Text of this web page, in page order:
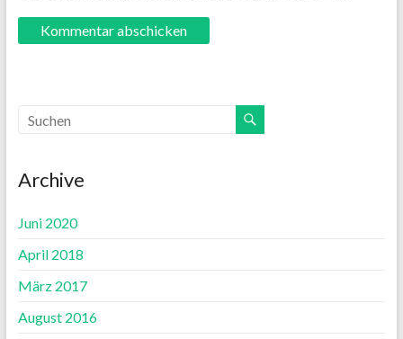
Archive
Juni 2020
April 2018
März 2017
August 2016